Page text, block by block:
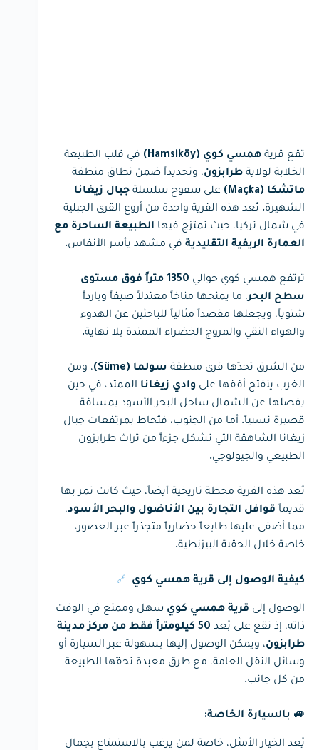
تقع قرية همسي كوي (Hamsiköy)
في قلب الطبيعة
الخلابة لولاية طرابزون، وتحديداً ضمن نطاق منطقة
ماتشكا (Maçka) على سفوح سلسلة جبال زيغانا
الشهيرة. تُعد هذه القرية واحدة من أروع القرى الجبلية
في شمال تركيا، حيث تمتزج فيها الطبيعة الساحرة مع
العمارة الريفية التقليدية في مشهد يأسر الأنفاس.
ترتفع همسي كوي حوالي
1350 متراً فوق مستوى
سطح البحر، ما يمنحها مناخاً معتدلاً صيفاً وبارداً
شتوياً، ويجعلها مقصداً مثالياً للباحثين عن الهدوء
والهواء النقي والمروج الخضراء الممتدة بلا نهاية.
من الشرق تحدّها قرى منطقة سولما (Süme)
، ومن
الغرب ينفتح أفقها على وادي زيغانا الممتد، في حين
يفصلها عن الشمال ساحل البحر الأسود بمسافة
قصيرة نسبياً. أما من الجنوب، فتُحاط بمرتفعات جبال
زيغانا الشاهقة التي تشكل جزءاً من تراث طرابزون
الطبيعي والجيولوجي.
تُعد هذه القرية محطة تاريخية أيضاً، حيث كانت تمر بها
قديماً قوافل التجارة بين الأناضول والبحر الأسود،
مما أضفى عليها طابعاً حضارياً متجذراً عبر العصور،
خاصة خلال الحقبة البيزنطية.
كيفية الوصول إلى قرية همسي كوي 🔗
الوصول إلى قرية همسي كوي سهل وممتع في الوقت
ذاته، إذ تقع على بُعد
50 كيلومتراً فقط من مركز مدينة
طرابزون، ويمكن الوصول إليها بسهولة عبر السيارة أو
وسائل النقل العامة، مع طرق معبدة تحفّها الطبيعة
من كل جانب.
🚙 بالسيارة الخاصة:
يُعد الخيار الأمثل، خاصة لمن يرغب بالاستمتاع بجمال